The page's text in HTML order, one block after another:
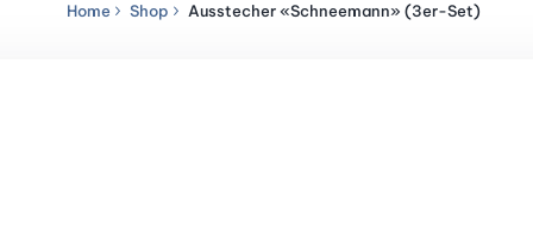
Home Shop Ausstecher «Schneemann» (3er-Set)